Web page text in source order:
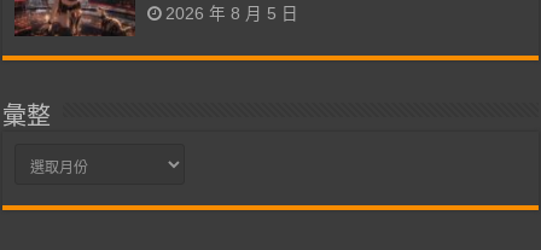
2026 年 8 月 5 日
彙整
彙